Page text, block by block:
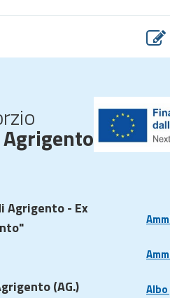
Agrigento
Agrigento - Ex
(AG.)